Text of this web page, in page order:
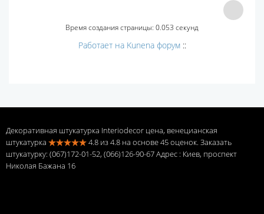
Время создания страницы: 0.053 секунд
Работает на Kunena форум::
Декоративная штукатурка Interiodecor цена, венецианская
штукатурка
4.8 из4.8 на основе45оценок. Заказать
штукатурку: (067)172-01-52, (066)126-90-67 Адрес : Киев, проспект
Николая Бажана 16